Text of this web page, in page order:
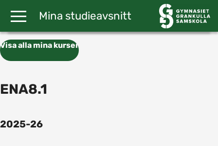
Mina studieavsnitt
Visa alla mina kurser
ENA8.1
2025-26